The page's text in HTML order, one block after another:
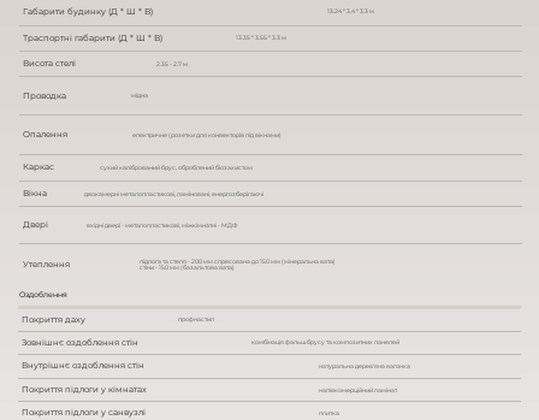
Габарити будинку (Д * Ш * В) 13.24 * 3.4 * 3.3 м
Траспортні габарити (Д * Ш * В) 13.35 * 3.55 * 3.3 м
Висота стелі 2.35 - 2.7 м
Проводка мідна
Опалення електричне (розетки для конвекторів під вікнами)
Утеплення
підлога та стеля - 200 мм спресована до 150 мм (мінеральна вата)
стіни - 150 мм (базальтова вата)
Каркас сухий калібрований брус, оброблений біозахистом
Вікна двокамерні металопластикові, ламіновані, енергозберігаючі
Двері вхідні двері - металопластикові, міжкімнатні - МДФ
Оздоблення
Покриття даху профнастил
Зовнішнє оздоблення стін комбінація фальшбрусу та композитних панелей
Внутрішнє оздоблення стін натуральна дерев'яна вагонка
Покриття підлоги у кімнатах напівкомерційний ламінат
Покриття підлоги у санвузлі плитка